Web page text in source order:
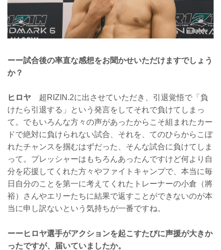
ーー試合後の率直な感想をお聞かせいただけますでしょう
か？
ヒロヤ 超RIZIN.2に出させていただき、引退覚悟で「負
けたら引退する」という発言をしてそれで負けてしまっ
て。でもいろんな方々の声があったからこそ組まれたカー
ドで絶対に負けられない試合、それを、てのひらからこぼ
れたチャンスを掴むはずだった、そんな試合に負けてしま
って。プレッシャーはもちろんあったんですけど何より自
分を応援してくれた方々やファイトキャンプで、本当に毎
日自分のことを第一に考えてくれたトレーナーの小倉（將
裕）さんやエリーたちに結果で返すことができないのが本
当に申し訳ないという気持ちが一番ですね。
ーーヒロヤ選手がアクションを起こすたびに声援が大きか
ったですが、届いていましたか。